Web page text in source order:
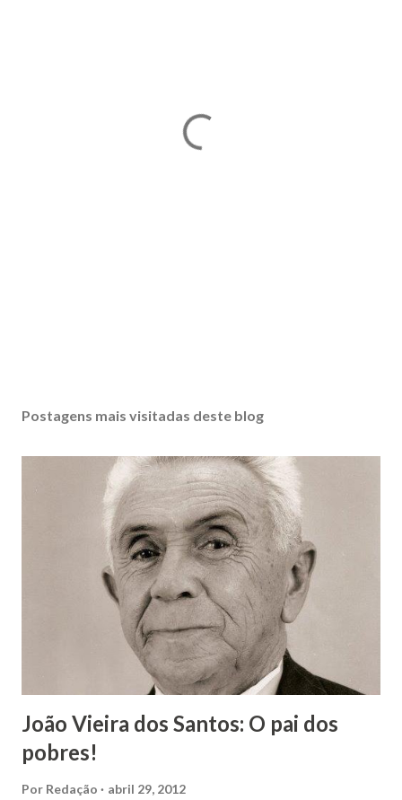
Postagens mais visitadas deste blog
João Vieira dos Santos: O pai dos
pobres!
Por Redação abril 29, 2012